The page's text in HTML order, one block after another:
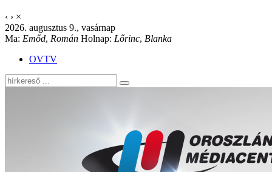
‹ › ×
2026. augusztus 9., vasárnap
Ma: Emőd, Román Holnap: Lőrinc, Blanka
OVTV